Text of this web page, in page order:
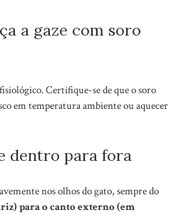
a gaze com soro
Certifique-se de que o soro
em temperatura ambiente ou aquecer
dentro para fora
nos olhos do gato, sempre do
para o canto externo (em